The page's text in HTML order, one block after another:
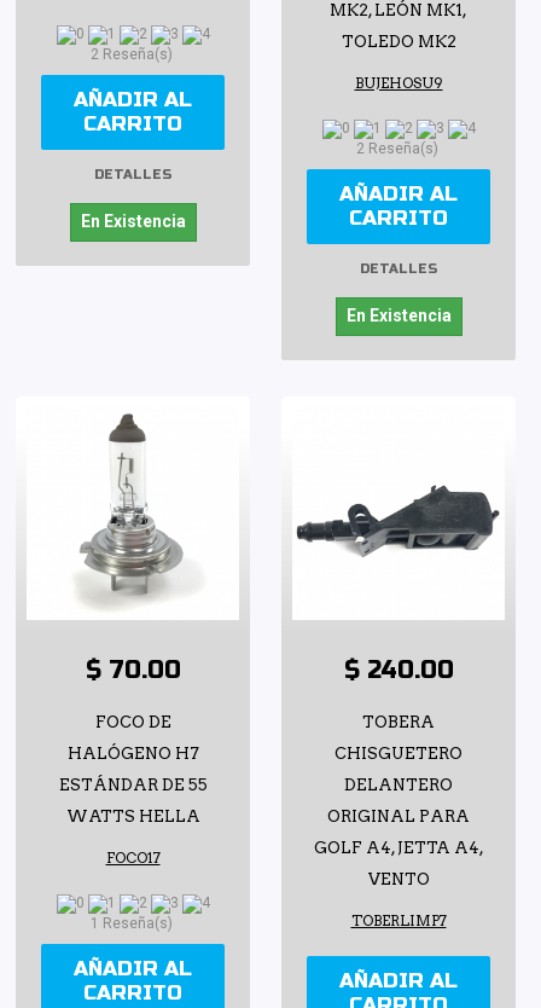
2 Reseña(s)
AÑADIR AL
CARRITO
DETALLES
En Existencia
MK2, LEÓN MK1,
TOLEDO MK2
BUJEHOSU9
2 Reseña(s)
AÑADIR AL
CARRITO
DETALLES
En Existencia
$ 70.00
FOCO DE
HALÓGENO H7
ESTÁNDAR DE 55
WATTS HELLA
FOCO17
1 Reseña(s)
AÑADIR AL
CARRITO
$ 240.00
TOBERA
CHISGUETERO
DELANTERO
ORIGINAL PARA
GOLF A4, JETTA A4,
VENTO
TOBERLIMP7
AÑADIR AL